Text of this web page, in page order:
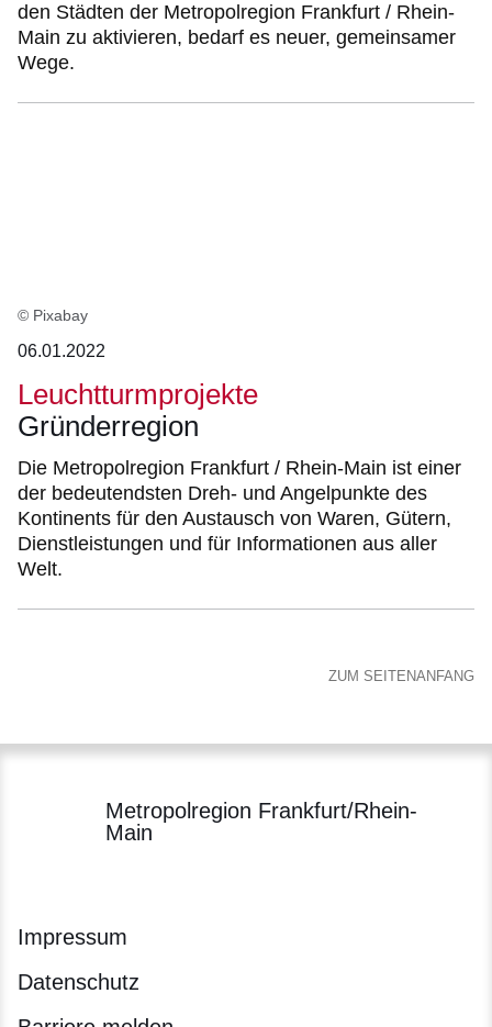
den Städten der Metropolregion Frankfurt / Rhein-
Main zu aktivieren, bedarf es neuer, gemeinsamer
Wege.
© Pixabay
06.01.2022
Leuchtturmprojekte
Gründerregion
Die Metropolregion Frankfurt / Rhein-Main ist einer
der bedeutendsten Dreh- und Angelpunkte des
Kontinents für den Austausch von Waren, Gütern,
Dienstleistungen und für Informationen aus aller
Welt.
ZUM SEITENANFANG
Metropolregion Frankfurt/Rhein-
Main
Impressum
Datenschutz